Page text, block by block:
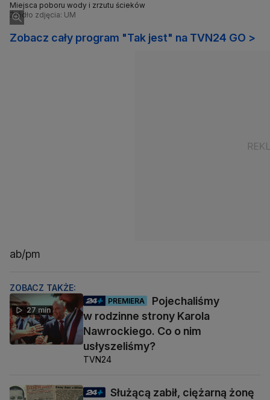
Miejsca poboru wody i zrzutu ścieków
Źródło zdjęcia: UM
Zobacz cały program "Tak jest" na TVN24 GO >
ab/pm
ZOBACZ TAKŻE:
27 min
PREMIERA
Pojechaliśmy
w rodzinne strony Karola
Nawrockiego. Co o nim
usłyszeliśmy?
TVN24
Służącą zabił, ciężarną żonę